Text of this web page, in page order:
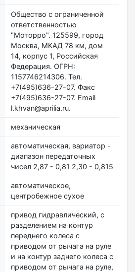
Общество с ограниченной
ответственностью
"Моторро". 125599, город
Москва, МКАД 78 км, дом
14, корпус 1, Российская
Федерация. ОГРН:
1157746214306. Тел.
+7(495)636-27-07. Факс
+7(495)636-27-07. Email
l.khvan@aprilia.ru.
механическая
автоматическая, вариатор -
диапазон передаточных
чисел 2,87 - 0,81 2,30 - 0,815
автоматическое,
центробежное сухое
привод гидравлический, с
разделением на контур
переднего колеса с
приводом от рычага на руле
и на контур заднего колеса с
приводом от рычага на руле,